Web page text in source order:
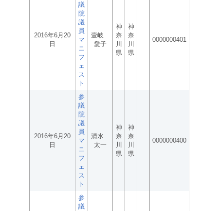
2016年6月20
日
議
院
議
員
マ
ニ
フ
ェ
ス
ト
壹岐
愛子
神
奈
川
県
神
奈
川
県
0000000401
2016年6月20
日
参
議
院
議
員
マ
ニ
フ
ェ
ス
ト
清水
太一
神
奈
川
県
神
奈
川
県
0000000400
参
議